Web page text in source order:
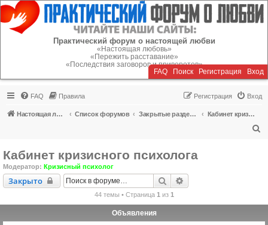
Регистрация
Практический форум о настоящей любви
«Настоящая любовь»
«Пережить расставание»
«Последствия заговоров и приворотов»
FAQ Поиск Регистрация Вход
FAQ Правила Вход
Регистрация
Настоящая любовь Список форумов Закрытые разделы (читать можно, писать - нельзя)
Кабинет кризисного психолога
Кабинет кризисного психолога
Модератор: Кризисный психолог
Закрыто
Закрыто Поиск
44 темы • Страница 1 из 1
Объявления